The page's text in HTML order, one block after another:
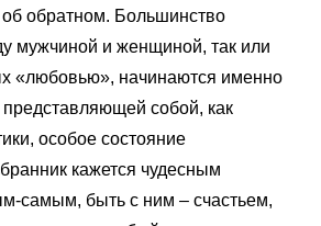
об обратном. Большинство
мужчиной и женщиной, так или
«любовью», начинаются именно
собой, как
особое состояние
кажется чудесным
самым, быть с ним – счастьем,